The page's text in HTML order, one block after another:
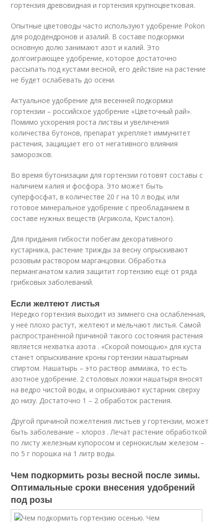
гортензия древовидная и гортензия крупноцветковая.
Опытные цветоводы часто используют удобрение Pokon
для рододендронов и азалий. В составе подкормки
основную долю занимают азот и калий. Это
долгоиграющее удобрение, которое достаточно
рассыпать под кустами весной, его действие на растение
не будет ослабевать до осени.
Актуальное удобрение для весенней подкормки
гортензии – российское удобрение «Цветочный рай».
Помимо ускорения роста листвы и увеличения
количества бутонов, препарат укрепляет иммунитет
растения, защищает его от негативного влияния
заморозков.
Во время бутонизации для гортензии готовят составы с
наличием калия и фосфора. Это может быть
суперфосфат, в количестве 20 г на 10 л воды; или
готовое минеральное удобрение с преобладанием в
составе нужных веществ (Агрикола, Кристалон).
Для придания гибкости побегам декоративного
кустарника, растение трижды за весну опрыскивают
розовым раствором марганцовки. Обработка
перманганатом калия защитит гортензию ещё от ряда
грибковых заболеваний.
Если желтеют листья
Нередко гортензия выходит из зимнего сна ослабленная,
у неё плохо растут, желтеют и мельчают листья. Самой
распространённой причиной такого состояния растения
является нехватка азота . «Скорой помощью» для куста
станет опрыскивание кроны гортензии нашатырным
спиртом. Нашатырь – это раствор аммиака, то есть
азотное удобрение. 2 столовых ложки нашатыря вносят
на ведро чистой воды, и опрыскивают кустарник сверху
до низу. Достаточно 1 – 2 обработок растения.
Другой причиной пожелтения листьев у гортензии, может
быть заболевание – хлороз . Лечат растение обработкой
по листу железным купоросом и сернокислым железом –
по 5 г порошка на 1 литр воды.
Чем подкормить розы весной после зимы.
Оптимальные сроки внесения удобрений
под розы